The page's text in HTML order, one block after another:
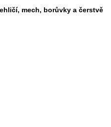
mech, borůvky a čerstvě